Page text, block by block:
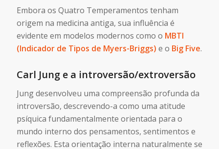
Embora os Quatro Temperamentos tenham
origem na medicina antiga, sua influência é
evidente em modelos modernos como o MBTI
(Indicador de Tipos de Myers-Briggs) e o Big Five.
Carl Jung e a introversão/extroversão
Jung desenvolveu uma compreensão profunda da
introversão, descrevendo-a como uma atitude
psíquica fundamentalmente orientada para o
mundo interno dos pensamentos, sentimentos e
reflexões. Esta orientação interna naturalmente se